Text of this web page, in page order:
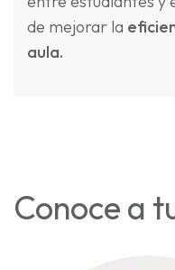
de mejorar la
aula.
Conoce a